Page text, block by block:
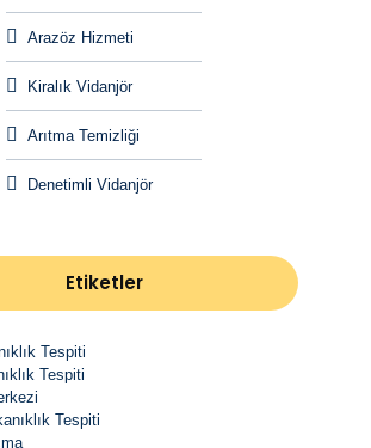
Arazöz Hizmeti
Kiralık Vidanjör
Arıtma Temizliği
Denetimli Vidanjör
Etiketler
Tespiti
Tespiti
Tespiti